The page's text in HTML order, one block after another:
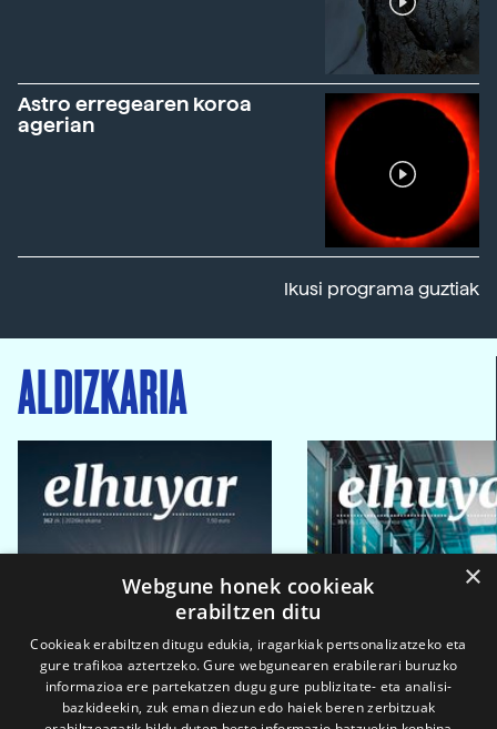
Astro erregearen koroa
agerian
Ikusi programa guztiak
ALDIZKARIA
×
Webgune honek cookieak
erabiltzen ditu
Cookieak erabiltzen ditugu edukia, iragarkiak pertsonalizatzeko eta
gure trafikoa aztertzeko. Gure webgunearen erabilerari buruzko
informazioa ere partekatzen dugu gure publizitate- eta analisi-
bazkideekin, zuk eman diezun edo haiek beren zerbitzuak